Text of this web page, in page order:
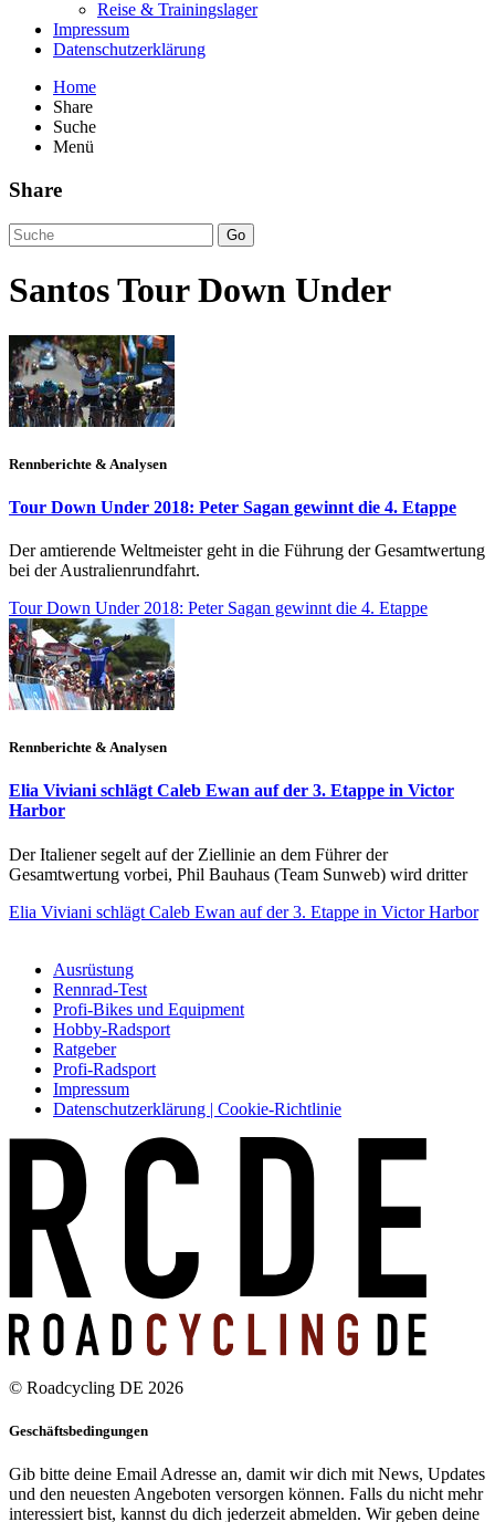
Reise & Trainingslager
Impressum
Datenschutzerklärung
Home
Share
Suche
Menü
Share
Go
Santos Tour Down Under
Rennberichte & Analysen
Tour Down Under 2018: Peter Sagan gewinnt die 4. Etappe
Der amtierende Weltmeister geht in die Führung der Gesamtwertung
bei der Australienrundfahrt.
Tour Down Under 2018: Peter Sagan gewinnt die 4. Etappe
Rennberichte & Analysen
Elia Viviani schlägt Caleb Ewan auf der 3. Etappe in Victor
Harbor
Der Italiener segelt auf der Ziellinie an dem Führer der
Gesamtwertung vorbei, Phil Bauhaus (Team Sunweb) wird dritter
Elia Viviani schlägt Caleb Ewan auf der 3. Etappe in Victor Harbor
Ausrüstung
Rennrad-Test
Profi-Bikes und Equipment
Hobby-Radsport
Ratgeber
Profi-Radsport
Impressum
Datenschutzerklärung | Cookie-Richtlinie
© Roadcycling DE 2026
Geschäftsbedingungen
Gib bitte deine Email Adresse an, damit wir dich mit News, Updates
und den neuesten Angeboten versorgen können. Falls du nicht mehr
interessiert bist, kannst du dich jederzeit abmelden. Wir geben deine